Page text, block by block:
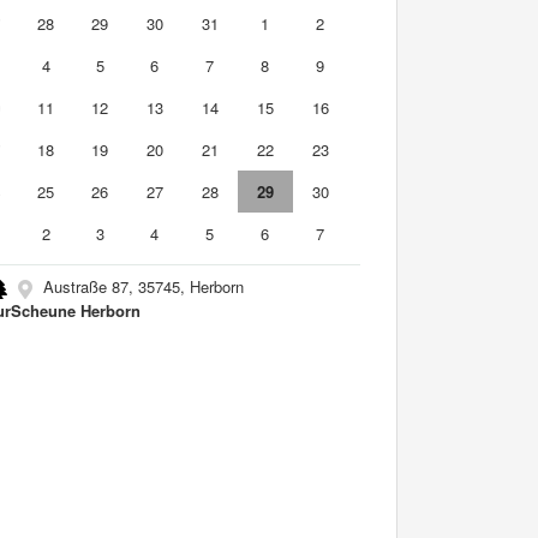
28 29 30 31 1
2
4 5 6 7 8
9
11 12 13 14 15
16
18 19 20 21 22
23
25 26 27 28 29
30
2 3 4 5 6 7
Austraße 87, 35745, Herborn
Herborn